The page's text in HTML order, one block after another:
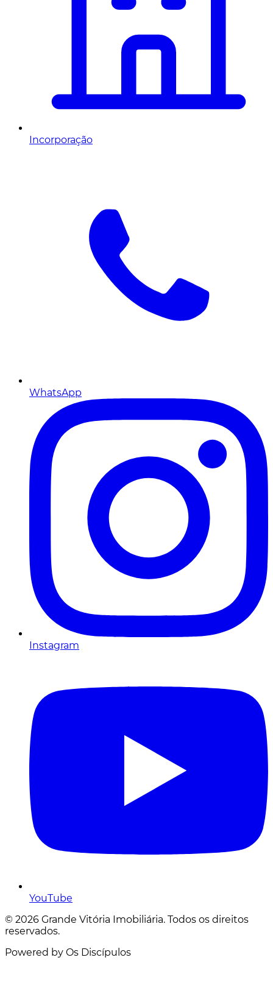
Incorporação
WhatsApp
Instagram
YouTube
© 2026 Grande Vitória Imobiliária. Todos os direitos
reservados.
Powered by Os Discípulos